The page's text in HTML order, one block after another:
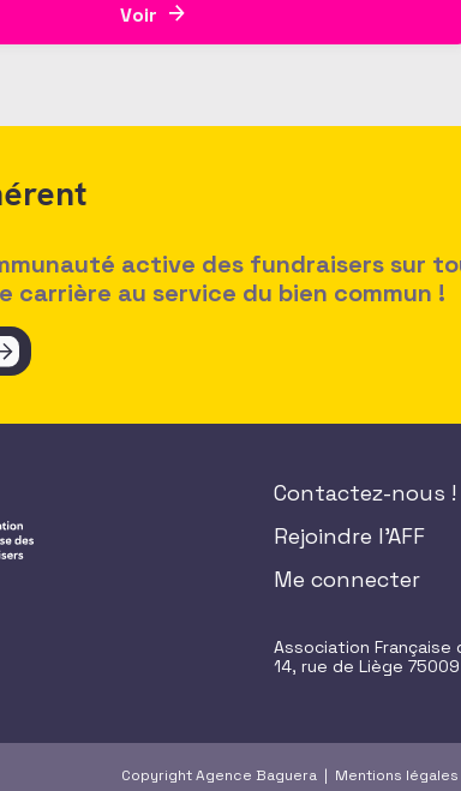
Voir
active des fundraisers sur
carrière au service du bien commun !
Contactez-nous !
Rejoindre l'AFF
Me connecter
Association Française
14, rue de Liège 75009
Copyright Agence Baguera | Mentions légales